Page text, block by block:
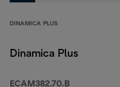
DINAMICA PLUS
Dinamica Plus
ECAM382.70.B